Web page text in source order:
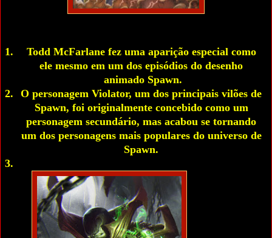
Todd McFarlane fez uma aparição especial como
ele mesmo em um dos episódios do desenho
animado Spawn.
O personagem Violator, um dos principais vilões de
Spawn, foi originalmente concebido como um
personagem secundário, mas acabou se tornando
um dos personagens mais populares do universo de
Spawn.